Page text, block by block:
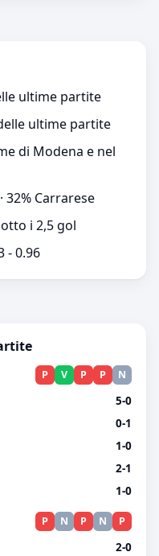
ultime partite
ultime partite
di Modena e nel
32% Carrarese
i 2,5 gol
- 0.96
P V P P N
5-0
0-1
1-0
2-1
1-0
P N P N P
2-0